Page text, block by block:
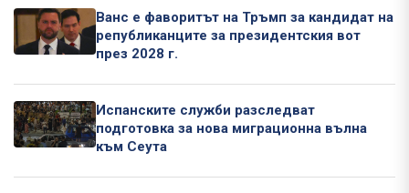
Ванс е фаворитът на Тръмп за кандидат на
републиканците за президентския вот
през 2028 г.
Испанските служби разследват
подготовка за нова миграционна вълна
към Сеута